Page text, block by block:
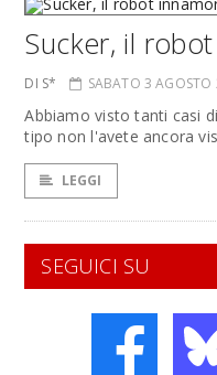
Sucker, il
DI S* SABATO 3
Abbiamo visto tanti casi
tipo non l'avete ancora
LEGGI
SEGUICI SU